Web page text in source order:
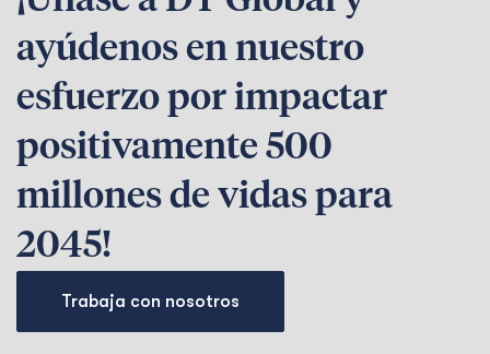
ayúdenos en nuestro
esfuerzo por impactar
positivamente 500
millones de vidas para
2045!
Trabaja con nosotros